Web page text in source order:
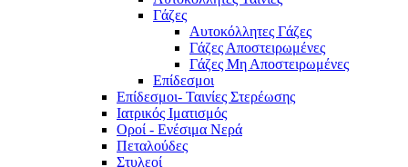
Γάζες
Αυτοκόλλητες Γάζες
Γάζες Αποστειρωμένες
Γάζες Μη Αποστειρωμένες
Επίδεσμοι
Επίδεσμοι- Ταινίες Στερέωσης
Ιατρικός Ιματισμός
Οροί - Ενέσιμα Νερά
Πεταλούδες
Στυλεοί